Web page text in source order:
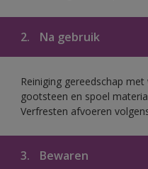
2. Na gebruik
Reiniging gereedschap
gootsteen en spoel
Verfresten afvoeren
3. Bewaren